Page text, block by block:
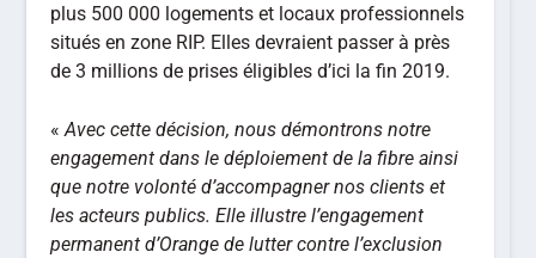
plus 500 000 logements et locaux professionnels
situés en zone RIP. Elles devraient passer à près
de 3 millions de prises éligibles d’ici la fin 2019.
«Avec cette décision, nous démontrons notre
engagement dans le déploiement de la fibre ainsi
que notre volonté d’accompagner nos clients et
les acteurs publics. Elle illustre l’engagement
permanent d’Orange de lutter contre l’exclusion